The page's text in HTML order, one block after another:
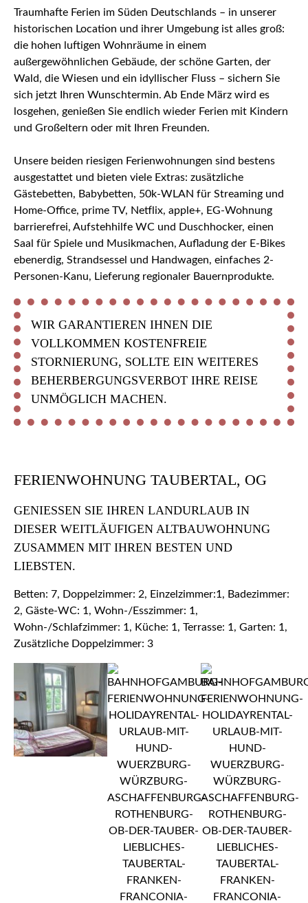
Traumhafte Ferien im Süden Deutschlands – in unserer
historischen Location und ihrer Umgebung ist alles groß:
die hohen luftigen Wohnräume in einem
außergewöhnlichen Gebäude, der schöne Garten, der
Wald, die Wiesen und ein idyllischer Fluss – sichern Sie
sich jetzt Ihren Wunschtermin. Ab Ende März wird es
losgehen, genießen Sie endlich wieder Ferien mit Kindern
und Großeltern oder mit Ihren Freunden.
Unsere beiden riesigen Ferienwohnungen sind bestens
ausgestattet und bieten viele Extras: zusätzliche
Gästebetten, Babybetten, 50k-WLAN für Streaming und
Home-Office, prime TV, Netflix, apple+, EG-Wohnung
barrierefrei, Aufstehhilfe WC und Duschhocker, einen
Saal für Spiele und Musikmachen, Aufladung der E-Bikes
ebenerdig, Strandsessel und Handwagen, einfaches 2-
Personen-Kanu, Lieferung regionaler Bauernprodukte.
WIR GARANTIEREN IHNEN DIE
VOLLKOMMEN KOSTENFREIE
STORNIERUNG, SOLLTE EIN WEITERES
BEHERBERGUNGSVERBOT IHRE REISE
UNMÖGLICH MACHEN.
FERIENWOHNUNG TAUBERTAL, OG
GENIESSEN SIE IHREN LANDURLAUB IN D
IESER WEITLÄUFIGEN ALTBAUWOHNUNG Z
USAMMEN MIT IHREN BESTEN UND L
IEBSTEN.
Betten: 7, Doppelzimmer: 2, Einzelzimmer:1, Badezimmer:
2, Gäste-WC: 1, Wohn-/Esszimmer: 1,
Wohn-/Schlafzimmer: 1, Küche: 1, Terrasse: 1, Garten: 1,
Zusätzliche Doppelzimmer: 3